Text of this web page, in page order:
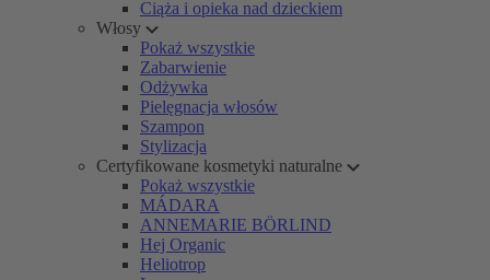
Ciąża i opieka nad dzieckiem
Włosy
Pokaż wszystkie
Zabarwienie
Odżywka
Pielęgnacja włosów
Szampon
Stylizacja
Certyfikowane kosmetyki naturalne
Pokaż wszystkie
MÁDARA
ANNEMARIE BÖRLIND
Hej Organic
Heliotrop